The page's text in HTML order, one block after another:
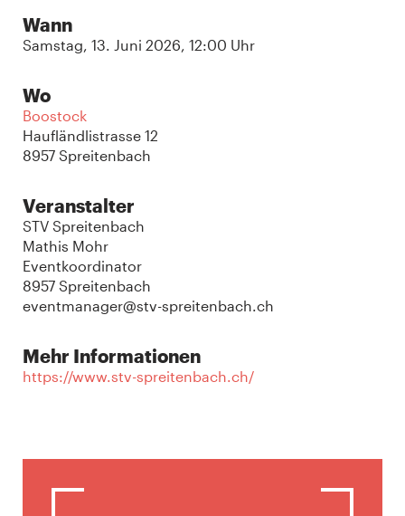
Wann
Samstag, 13. Juni 2026, 12:00 Uhr
Wo
Boostock
Haufländlistrasse 12
8957 Spreitenbach
Veranstalter
STV Spreitenbach
Mathis Mohr
Eventkoordinator
8957 Spreitenbach
eventmanager@stv-spreitenbach.ch
Mehr Informationen
https://www.stv-spreitenbach.ch/